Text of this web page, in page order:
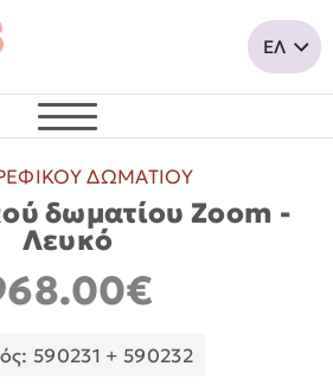
ΔΩΜΑΤΙΟΥ
δωματίου Zoom -
Λευκό
590231 + 590232